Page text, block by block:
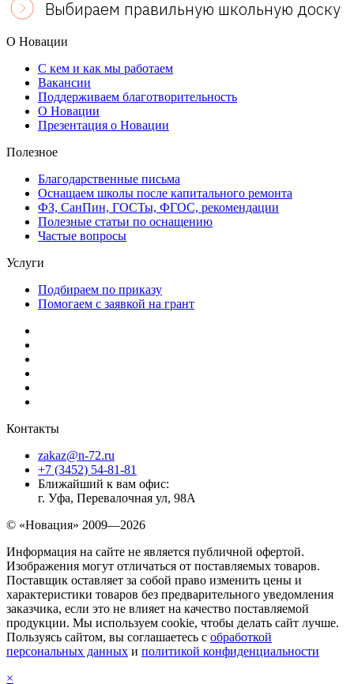
Выбираем правильную школьную доску
О Новации
С кем и как мы работаем
Вакансии
Поддерживаем благотворительность
О Новации
Презентация о Новации
Полезное
Благодарственные письма
Оснащаем школы после капитального ремонта
ФЗ, СанПин, ГОСТы, ФГОС, рекомендации
Полезные статьи по оснащению
Частые вопросы
Услуги
Подбираем по приказу
Помогаем с заявкой на грант
Контакты
zakaz@n-72.ru
+7 (3452) 54-81-81
Ближайший к вам офис:
г. Уфа, Перевалочная ул, 98А
© «Новация» 2009—2026
Информация на сайте не является публичной офертой.
Изображения могут отличаться от поставляемых товаров.
Поставщик оставляет за собой право изменить цены и
характеристики товаров без предварительного уведомления
заказчика, если это не влияет на качество поставляемой
продукции. Мы используем cookie, чтобы делать сайт лучше.
Пользуясь сайтом, вы соглашаетесь с обработкой
персональных данных и политикой конфиденциальности
×